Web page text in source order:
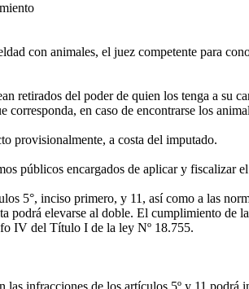
con animales, el juez competente para
retirados del poder de quien los tenga a su
en caso de encontrarse los
provisionalmente, a costa del imputado.
públicos encargados de aplicar y fiscalizar
5°, inciso primero, y 11, así como a las
podrá elevarse al doble. El cumplimiento
IV del Título I de la ley Nº 18.755.
las infracciones de los artículos 5º y 11 podrá